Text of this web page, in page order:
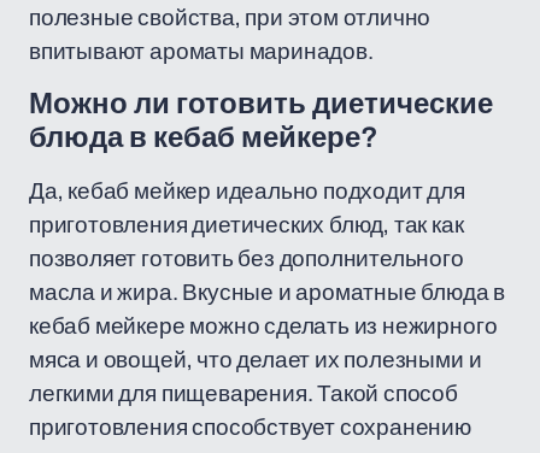
полезные свойства, при этом отлично
впитывают ароматы маринадов.
Можно ли готовить диетические
блюда в кебаб мейкере?
Да, кебаб мейкер идеально подходит для
приготовления диетических блюд, так как
позволяет готовить без дополнительного
масла и жира. Вкусные и ароматные блюда в
кебаб мейкере можно сделать из нежирного
мяса и овощей, что делает их полезными и
легкими для пищеварения. Такой способ
приготовления способствует сохранению